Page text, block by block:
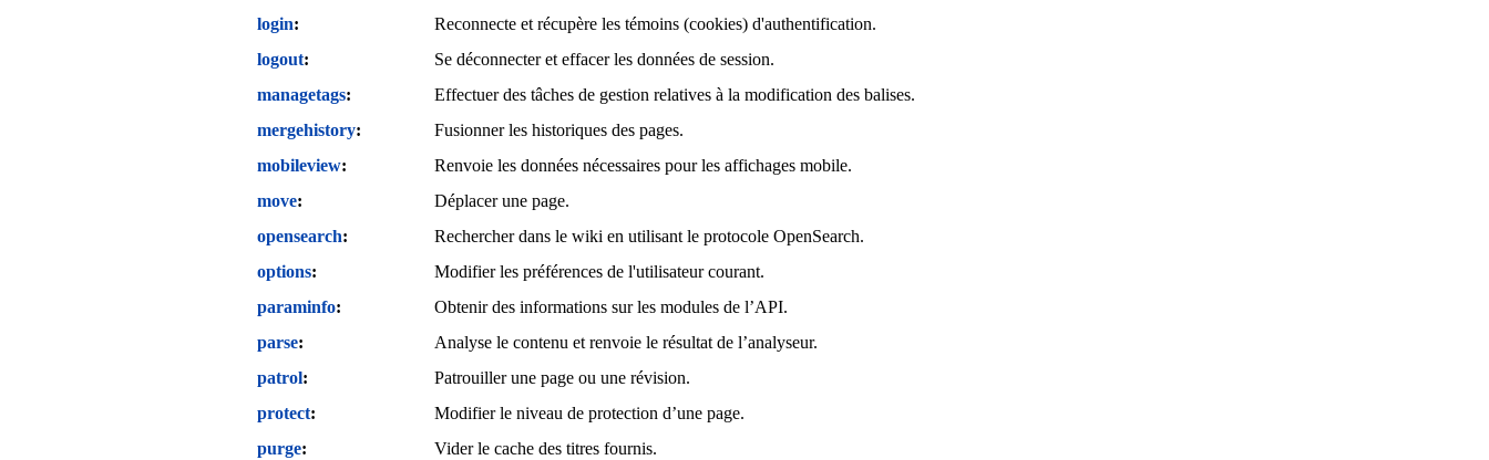
login
Reconnecte et récupère les témoins (cookies) d'authentification.
logout
Se déconnecter et effacer les données de session.
managetags
Effectuer des tâches de gestion relatives à la modification des balises.
mergehistory
Fusionner les historiques des pages.
mobileview
Renvoie les données nécessaires pour les affichages mobile.
move
Déplacer une page.
opensearch
Rechercher dans le wiki en utilisant le protocole OpenSearch.
options
Modifier les préférences de l'utilisateur courant.
paraminfo
Obtenir des informations sur les modules de l’API.
parse
Analyse le contenu et renvoie le résultat de l’analyseur.
patrol
Patrouiller une page ou une révision.
protect
Modifier le niveau de protection d’une page.
purge
Vider le cache des titres fournis.